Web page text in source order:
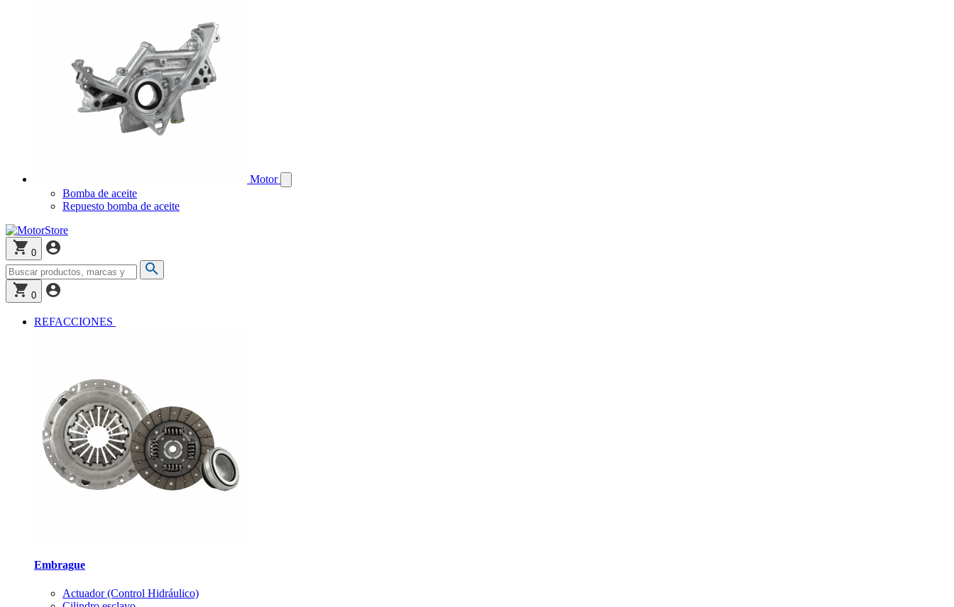
Motor
Bomba de aceite
Repuesto bomba de aceite
0
0
REFACCIONES
Embrague
Actuador (Control Hidráulico)